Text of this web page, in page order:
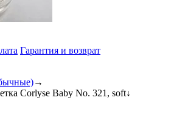
Гарантия и возврат
→
Corlyse Baby No. 321, soft↓